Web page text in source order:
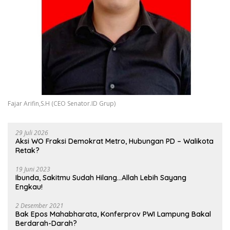
Fajar Arifin,S.H (CEO Senator.ID Grup)
29 Juli 2026
Aksi WO Fraksi Demokrat Metro, Hubungan PD – Walikota
Retak?
19 Juni 2023
Ibunda, Sakitmu Sudah Hilang…Allah Lebih Sayang
Engkau!
2 Desember 2021
Bak Epos Mahabharata, Konferprov PWI Lampung Bakal
Berdarah-Darah?